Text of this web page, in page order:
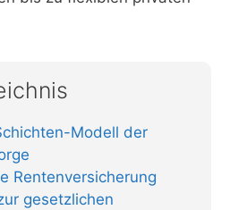
Modell der
Rentenversicherung
gesetzlichen